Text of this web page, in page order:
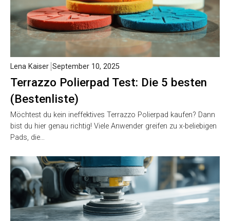
Terrazzo Polierpad Test: Die 5 besten
(Bestenliste)
Lena Kaiser September 10, 2025
Möchtest du kein ineffektives Terrazzo Polierpad kaufen? Dann
bist du hier genau richtig! Viele Anwender greifen zu x-beliebigen
Pads, die…